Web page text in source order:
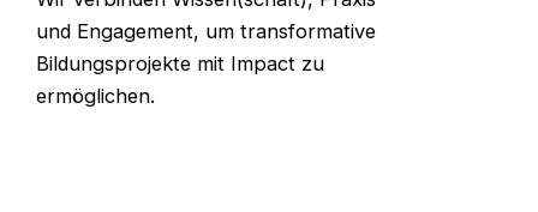
und Engagement, um transformative
Bildungsprojekte mit Impact zu
ermöglichen.